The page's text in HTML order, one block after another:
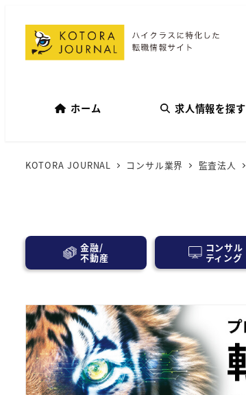
ホーム 求人情報を探す
KOTORA JOURNAL コンサル業界 監査法人
金融/
不動産
コンサル
ティング